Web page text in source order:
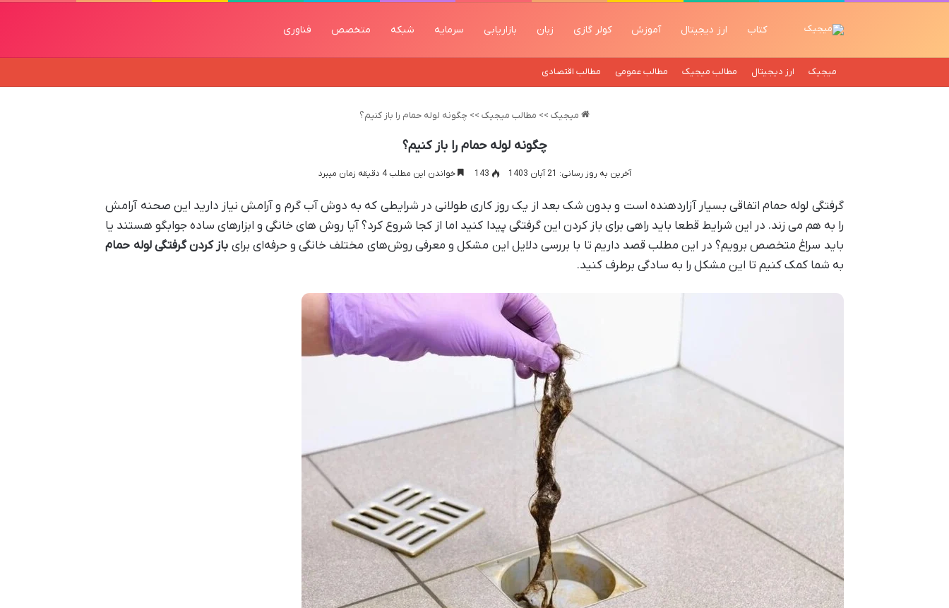
کتاب ارز دیجیتال آموزش کولر گازی زبان بازاریابی سرمایه شبکه متخصص فناوری
میجیک ارز دیجیتال مطالب میجیک مطالب عمومی مطالب اقتصادی
میجیک >> مطالب میجیک >> چگونه لوله حمام را باز کنیم؟
چگونه لوله حمام را باز کنیم؟
آخرین به روز رسانی: 21 آبان 1403 143 خواندن این مطلب 4 دقیقه زمان میبرد
گرفتگی لوله حمام اتفاقی بسیار آزاردهنده است و بدون شک بعد از یک روز کاری طولانی در شرایطی که به دوش آب گرم و آرامش نیاز دارید این صحنه آرامش
را به هم می زند. در این شرایط قطعا باید راهی برای باز کردن این گرفتگی پیدا کنید اما از کجا شروع کرد؟ آیا روش ‌های خانگی و ابزارهای ساده جوابگو هستند یا
باید سراغ متخصص برویم؟ در این مطلب قصد داریم تا با بررسی دلایل این مشکل و معرفی روش‌های مختلف خانگی و حرفه‌ای برای باز کردن گرفتگی لوله حمام
به شما کمک کنیم تا این مشکل را به سادگی برطرف کنید.